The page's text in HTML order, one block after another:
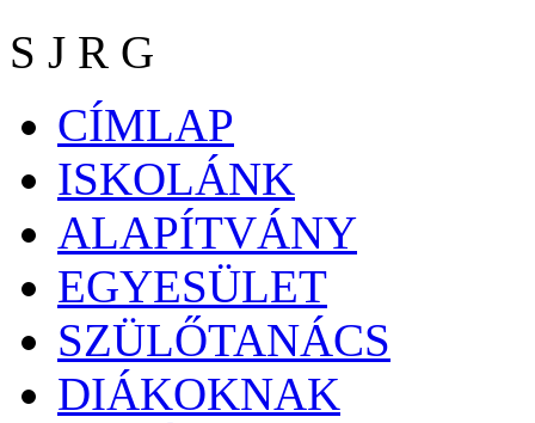
S J R G
CÍMLAP
ISKOLÁNK
ALAPÍTVÁNY
EGYESÜLET
SZÜLŐTANÁCS
DIÁKOKNAK